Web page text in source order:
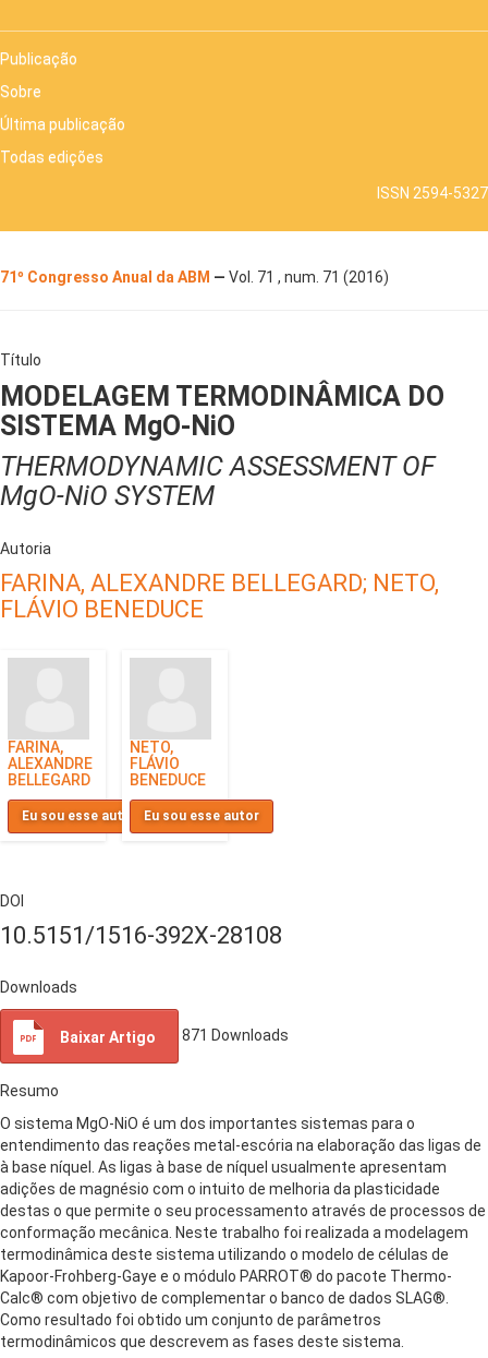
Publicação
Sobre
Última publicação
Todas edições
ISSN 2594-5327
71º Congresso Anual da ABM — Vol. 71 , num. 71 (2016)
Título
MODELAGEM TERMODINÂMICA DO
SISTEMA MgO-NiO
THERMODYNAMIC ASSESSMENT OF
MgO-NiO SYSTEM
Autoria
FARINA, ALEXANDRE BELLEGARD; NETO,
FLÁVIO BENEDUCE
FARINA,
ALEXANDRE
BELLEGARD
Eu sou esse autor
NETO,
FLÁVIO
BENEDUCE
Eu sou esse autor
DOI
10.5151/1516-392X-28108
Downloads
Baixar Artigo 871 Downloads
Resumo
O sistema MgO-NiO é um dos importantes sistemas para o
entendimento das reações metal-escória na elaboração das ligas de
à base níquel. As ligas à base de níquel usualmente apresentam
adições de magnésio com o intuito de melhoria da plasticidade
destas o que permite o seu processamento através de processos de
conformação mecânica. Neste trabalho foi realizada a modelagem
termodinâmica deste sistema utilizando o modelo de células de
Kapoor-Frohberg-Gaye e o módulo PARROT® do pacote Thermo-
Calc® com objetivo de complementar o banco de dados SLAG®.
Como resultado foi obtido um conjunto de parâmetros
termodinâmicos que descrevem as fases deste sistema.